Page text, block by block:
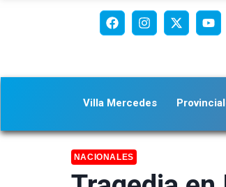
Villa Mercedes
NACIONALES